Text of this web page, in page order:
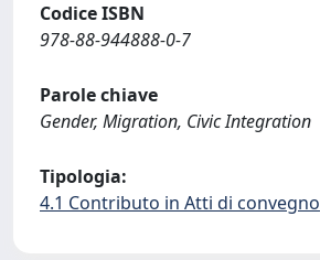
Codice ISBN
978-88-944888-0-7
Parole chiave
Gender, Migration, Civic Integration
Tipologia:
4.1 Contributo in Atti di convegno